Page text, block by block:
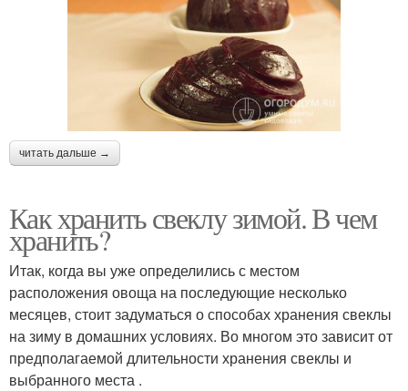
читать дальше →
Как хранить свеклу зимой. В чем
хранить?
Итак, когда вы уже определились с местом
расположения овоща на последующие несколько
месяцев, стоит задуматься о способах хранения свеклы
на зиму в домашних условиях. Во многом это зависит от
предполагаемой длительности хранения свеклы и
выбранного места .